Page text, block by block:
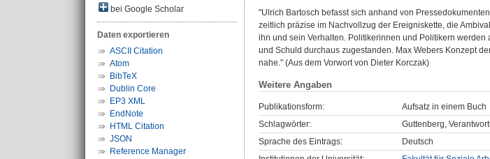
bei Google Scholar
Daten exportieren
ASCII Citation
Atom
BibTeX
Dublin Core
EP3 XML
EndNote
HTML Citation
JSON
Reference Manager
"Ulrich Bartosch befasst sich anhand von
zeitlich präzise im Nachvollzug der Ereigniskette, die
ihn und sein Verhalten. Politikerinnen und Politikern
und Schuld durchaus zugestanden. Max Webers Konzept
nahe." (Aus dem Vorwort von Dieter Korczak)
Weitere Angaben
Publikationsform:
Aufsatz in einem Buch
Schlagwörter:
Guttenberg,
Sprache des Eintrags:
Deutsch